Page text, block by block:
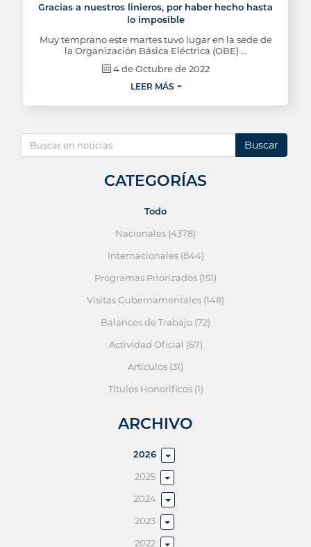
Gracias a nuestros linieros, por haber hecho hasta
lo imposible
Muy temprano este martes tuvo lugar en la sede de
la Organización Básica Eléctrica (OBE) …
4 de Octubre de 2022
LEER MÁS
Buscar
CATEGORÍAS
Todo
Nacionales (4378)
Internacionales (844)
Programas Priorizados (151)
Visitas Gubernamentales (148)
Balances de Trabajo (72)
Actividad Oficial (67)
Artículos (31)
Títulos Honoríficos (1)
ARCHIVO
2026
2025
2024
2023
2022